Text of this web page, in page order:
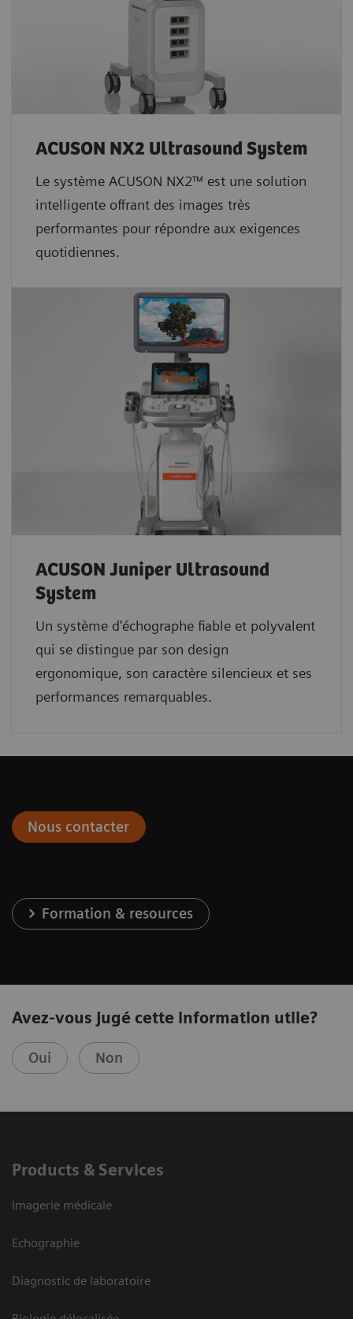
ACUSON NX2 Ultrasound System
Le système ACUSON NX2™ est une solution
intelligente offrant des images très
performantes pour répondre aux exigences
quotidiennes.
ACUSON Juniper Ultrasound
System
Un système d'échographe fiable et polyvalent
qui se distingue par son design
ergonomique, son caractère silencieux et ses
performances remarquables.
Nous contacter
Formation & resources
Avez-vous jugé cette information utile?
Oui Non
Products & Services
Imagerie médicale
Echographie
Diagnostic de laboratoire